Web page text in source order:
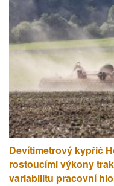
Devítimetrový kypřič
rostoucími výkony
variabilitu pracovní